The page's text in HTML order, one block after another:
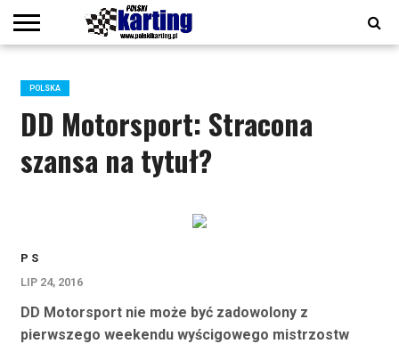
KALENDARZ
2026
KARTING
CAFE
LIVE
PODCAST
POLITYKA
PRYWATNOŚCI
POLSKI
KARTING
#44
POLSKI
KARTING
#45
POLSKI
KARTING
#46
POLSKI
KARTING
#47
POLSKI
KARTING
#48
PRENUMERATA
REDAKCJA
REGULAMINY
START
TORY
WSPARCIE
WYDANIE
CYFROWE
WYDAWNICTWA
WYNIKI
ZAWODNICY
POLSKA
DD Motorsport: Stracona
szansa na tytuł?
P S
LIP 24, 2016
DD Motorsport nie może być zadowolony z
pierwszego weekendu wyścigowego mistrzostw